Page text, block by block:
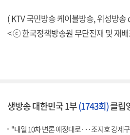
( KTV 국민방송 케이블방송, 위성방송
< ⓒ 한국정책방송원 무단전재 및 재배
생방송 대한민국 1부(1743회)클립
"내일 10차 변론 예정대로···조지호 강제